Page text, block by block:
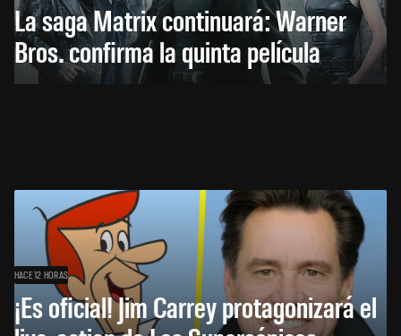
La saga Matrix continuará: Warner
Bros. confirma la quinta película
HACE 12 HORAS
¡Es oficial! Jim Carrey protagonizará el